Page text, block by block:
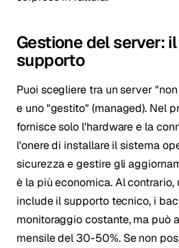
Gestione del server:
supporto
Puoi scegliere tra un server
e uno "gestito" (managed). Nel
fornisce solo l'hardware e la
l'onere di installare il sistema
sicurezza e gestire gli
è la più economica. Al
include il supporto tecnico, i
monitoraggio costante, ma può
mensile del 30-50%. Se non